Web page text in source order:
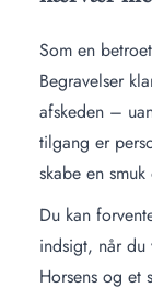
Som en
Begravelser
afskeden –
tilgang er
skabe en
Du kan
indsigt, når
Horsens og et